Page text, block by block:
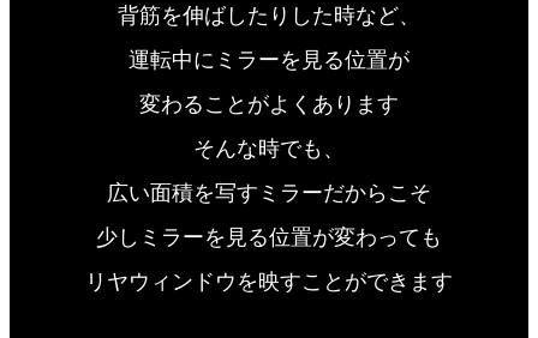
背筋を伸ばしたりした時など、
運転中にミラーを見る位置が
変わることがよくあります
そんな時でも、
広い面積を写すミラーだからこそ
少しミラーを見る位置が変わっても
リヤウィンドウを映すことができます